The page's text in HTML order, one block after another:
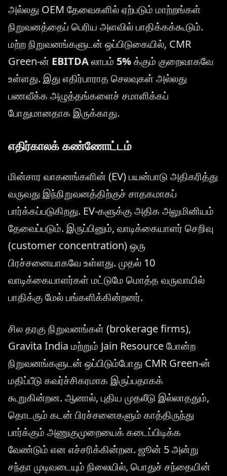
அல்லது OEM தேவைகளில் ஏற்படும் மாற்றங்கள்
நிறுவனத்தைப் பெரிய அளவில் பாதிக்கக்கூடும்.
மற்ற நிறுவனங்களுடன் ஒப்பிடுகையில், CMR
Green-ன் EBITDAலாபம் 5%க்கும் குறைவாகவே
உள்ளது. இது எதிர்பாராத செலவுகள் அல்லது
பணவீக்க அழுத்தங்களைச் சமாளிக்கப்
போதுமானதாக இருக்காது.
எதிர்காலக் கண்ணோட்டம்
மின்சார வாகனங்களின் (EV) பயன்பாடு அதிகரித்து
வருவது இந்நிறுவனத்திற்குச் சாதகமாகப்
பார்க்கப்படுகிறது. EV-களுக்கு அதிக அலுமினியம்
தேவைப்படும். இருப்பினும், வாடிக்கையாளர் செறிவு
(customer concentration) ஒரு
பிரச்சனையாகவே உள்ளது. முதல் 10
வாடிக்கையாளர்கள் மட்டுமே மொத்த வருவாயில்
பாதிக்கு மேல் பங்களிக்கின்றனர்.
சில தரகு நிறுவனங்கள் (brokerage firms),
Gravita India மற்றும் Jain Resource போன்ற
நிறுவனங்களுடன் ஒப்பிடும்போது CMR Green-ன்
மதிப்பீடு கவர்ச்சிகரமாக இருப்பதாகக்
கூறுகின்றன. ஆனால், புதிய முதலீடு இல்லாததும்,
தொடரும் கடன் பிரச்சனைகளும் காத்திருந்து
பார்க்கும் அணுகுமுறையைக் கடைப்பிடிக்க
வேண்டும் என எச்சரிக்கின்றன. ஜூன் 5 அன்று
சந்தா முடிவடையும் நிலையில், பொதுச் சந்தையின்